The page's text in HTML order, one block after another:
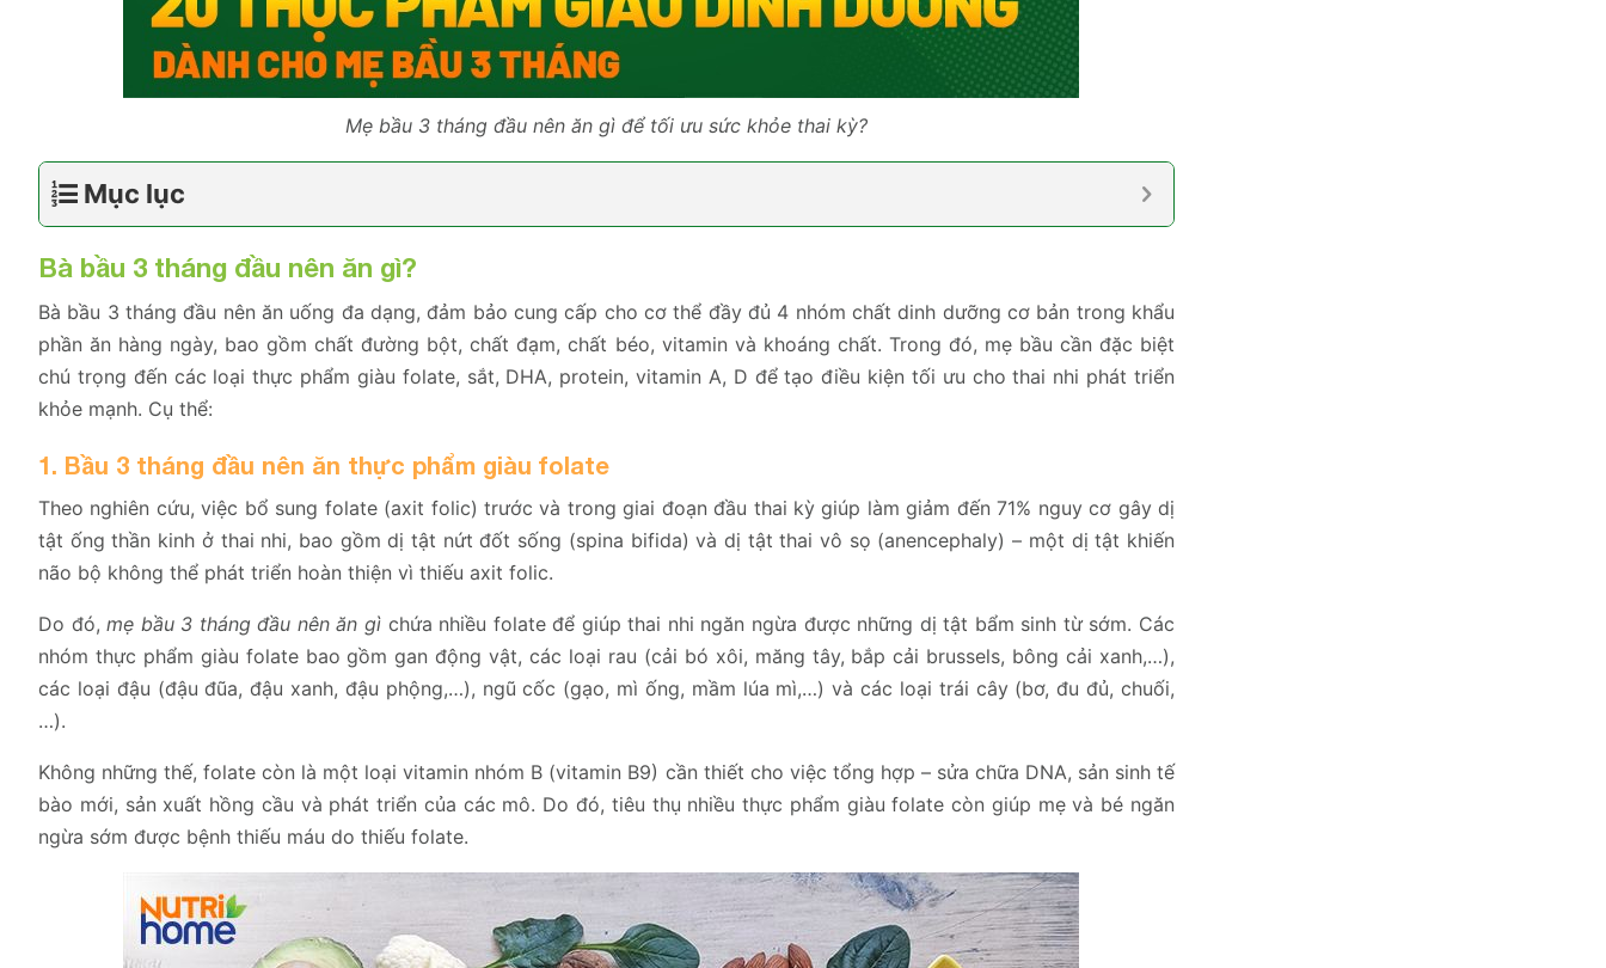
Mẹ bầu 3 tháng đầu nên ăn gì để tối ưu sức khỏe thai kỳ?
Mục lục
Bà bầu 3 tháng đầu nên ăn gì?
Bà bầu 3 tháng đầu nên ăn uống đa dạng, đảm bảo cung cấp cho cơ thể đầy đủ 4 nhóm chất dinh dưỡng cơ bản trong khẩu
phần ăn hàng ngày, bao gồm chất đường bột, chất đạm, chất béo, vitamin và khoáng chất. Trong đó, mẹ bầu cần đặc biệt
chú trọng đến các loại thực phẩm giàu folate, sắt, DHA, protein, vitamin A, D để tạo điều kiện tối ưu cho thai nhi phát triển
khỏe mạnh. Cụ thể:
1. Bầu 3 tháng đầu nên ăn thực phẩm giàu folate
Theo nghiên cứu, việc bổ sung folate (axit folic) trước và trong giai đoạn đầu thai kỳ giúp làm giảm đến 71% nguy cơ gây dị
tật ống thần kinh ở thai nhi, bao gồm dị tật nứt đốt sống (spina bifida) và dị tật thai vô sọ (anencephaly) – một dị tật khiến
não bộ không thể phát triển hoàn thiện vì thiếu axit folic.
Do đó,mẹ bầu 3 tháng đầu nên ăn gì chứa nhiều folate để giúp thai nhi ngăn ngừa được những dị tật bẩm sinh từ sớm. Các
nhóm thực phẩm giàu folate bao gồm gan động vật, các loại rau (cải bó xôi, măng tây, bắp cải brussels, bông cải xanh,…),
các loại đậu (đậu đũa, đậu xanh, đậu phộng,…), ngũ cốc (gạo, mì ống, mầm lúa mì,…) và các loại trái cây (bơ, đu đủ, chuối,
…).
Không những thế, folate còn là một loại vitamin nhóm B (vitamin B9) cần thiết cho việc tổng hợp – sửa chữa DNA, sản sinh tế
bào mới, sản xuất hồng cầu và phát triển của các mô. Do đó, tiêu thụ nhiều thực phẩm giàu folate còn giúp mẹ và bé ngăn
ngừa sớm được bệnh thiếu máu do thiếu folate.